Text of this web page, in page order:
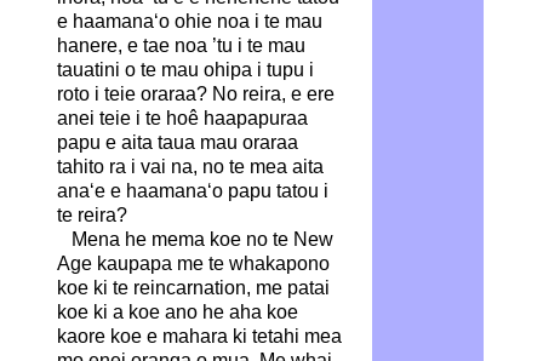
e haamana‘o ohie noa i te mau
hanere, e tae noa ’tu i te mau
tauatini o te mau ohipa i tupu i
roto i teie oraraa? No reira, e ere
anei teie i te hoê haapapuraa
papu e aita taua mau oraraa
tahito ra i vai na, no te mea aita
ana‘e e haamana‘o papu tatou i
te reira?
Mena he mema koe no te New
Age kaupapa me te whakapono
koe ki te reincarnation, me patai
koe ki a koe ano he aha koe
kaore koe e mahara ki tetahi mea